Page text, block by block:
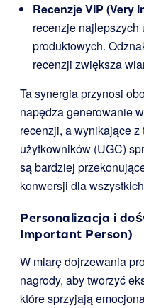
Recenzje VIP (Very
recenzje najlepszych
produktowych.
recenzji zwiększa
Ta synergia przynosi
napędza generowanie
recenzji, a wynikające
użytkowników (UGC)
są bardziej
konwersji dla
Personalizacja i
Important Person)
W miarę dojrzewania
nagrody, aby tworzyć
które sprzyjają